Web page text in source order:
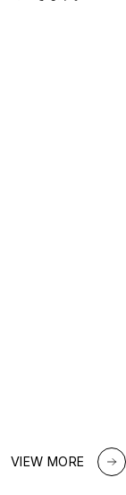
VIEW MORE